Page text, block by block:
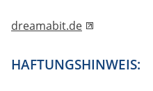
dreamabit.de
HAFTUNGSHINWEIS: